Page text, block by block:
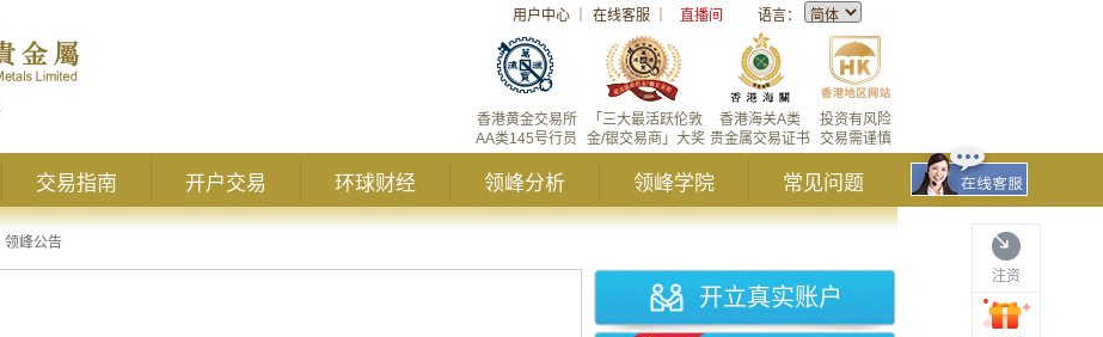
用户中心 在线客服 直播间 语言：
投资有风险
交易需谨慎
香港海关A类
贵金属交易证书
「三大最活跃伦敦
金/银交易商」大奖
香港黄金交易所
AA类145号行员
交易指南 开户交易 环球财经 领峰分析 领峰学院 常见问题
注资
领峰公告
开立真实账户